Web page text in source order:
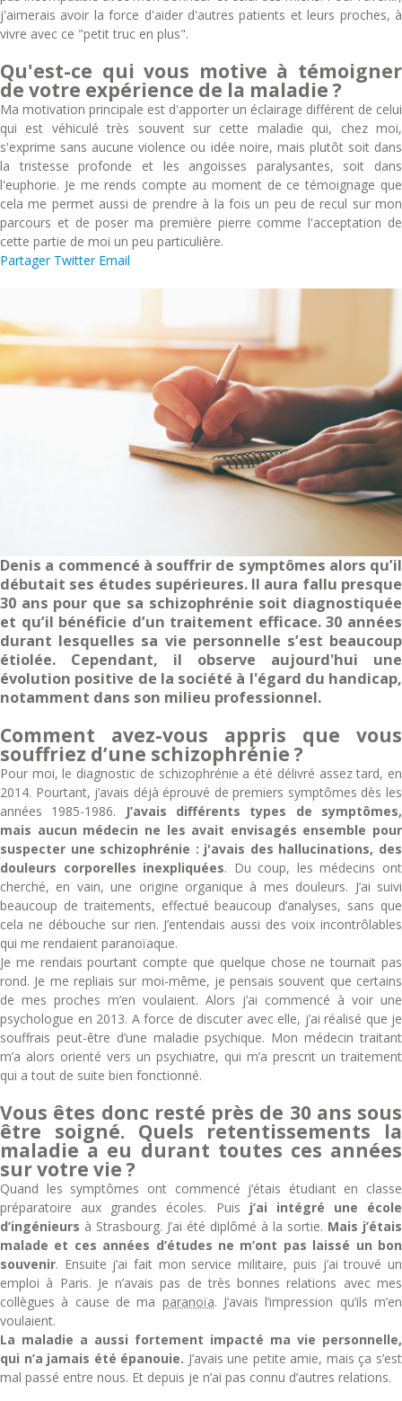
j'aimerais avoir la force d'aider d'autres patients et leurs proches, à
vivre avec ce "petit truc en plus".
Qu'est-ce qui vous motive à témoigner
de votre expérience de la maladie ?
Ma motivation principale est d'apporter un éclairage différent de celui
qui est véhiculé très souvent sur cette maladie qui, chez moi,
s'exprime sans aucune violence ou idée noire, mais plutôt soit dans
la tristesse profonde et les angoisses paralysantes, soit dans
l'euphorie. Je me rends compte au moment de ce témoignage que
cela me permet aussi de prendre à la fois un peu de recul sur mon
parcours et de poser ma première pierre comme l'acceptation de
cette partie de moi un peu particulière.
Partager Twitter Email
Denis a commencé à souffrir de symptômes alors qu’il
débutait ses études supérieures. Il aura fallu presque
30 ans pour que sa schizophrénie soit diagnostiquée
et qu’il bénéficie d’un traitement efficace. 30 années
durant lesquelles sa vie personnelle s’est beaucoup
étiolée. Cependant, il observe aujourd'hui une
évolution positive de la société à l'égard du handicap,
notamment dans son milieu professionnel.
Comment avez-vous appris que vous
souffriez d’une schizophrénie ?
Pour moi, le diagnostic de schizophrénie a été délivré assez tard, en
2014. Pourtant, j’avais déjà éprouvé de premiers symptômes dès les
années 1985-1986.
J’avais différents types de symptômes,
mais aucun médecin ne les avait envisagés ensemble pour
suspecter une schizophrénie : j'avais des hallucinations, des
douleurs corporelles inexpliquées. Du coup, les médecins ont
cherché, en vain, une origine organique à mes douleurs. J’ai suivi
beaucoup de traitements, effectué beaucoup d’analyses, sans que
cela ne débouche sur rien. J’entendais aussi des voix incontrôlables
qui me rendaient paranoïaque.
Je me rendais pourtant compte que quelque chose ne tournait pas
rond. Je me repliais sur moi-même, je pensais souvent que certains
de mes proches m’en voulaient. Alors j’ai commencé à voir une
psychologue en 2013. A force de discuter avec elle, j’ai réalisé que je
souffrais peut-être d’une maladie psychique. Mon médecin traitant
m’a alors orienté vers un psychiatre, qui m’a prescrit un traitement
qui a tout de suite bien fonctionné.
Vous êtes donc resté près de 30 ans sous
être soigné. Quels retentissements la
maladie a eu durant toutes ces années
sur votre vie ?
Quand les symptômes ont commencé j’étais étudiant en classe
préparatoire aux grandes écoles. Puis j’ai intégré une école
d’ingénieurs à Strasbourg. J’ai été diplômé à la sortie. Mais j’étais
malade et ces années d’études ne m’ont pas laissé un bon
souvenir. Ensuite j’ai fait mon service militaire, puis j’ai trouvé un
emploi à Paris. Je n’avais pas de très bonnes relations avec mes
collègues à cause de ma paranoïa. J’avais l’impression qu’ils m’en
voulaient.
La maladie a aussi fortement impacté ma vie personnelle,
qui n’a jamais été épanouie. J’avais une petite amie, mais ça s’est
mal passé entre nous. Et depuis je n’ai pas connu d’autres relations.